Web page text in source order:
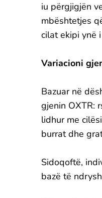
iu përgjigjën
mbështetjes
cilat ekipi ynë
Variacioni
Bazuar në
gjenin OXTR:
lidhur me
burrat dhe
Sidoqoftë,
bazë të